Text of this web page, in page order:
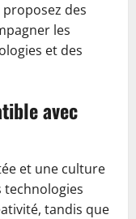
des
les
et des
avec
et une culture
technologies
tandis que